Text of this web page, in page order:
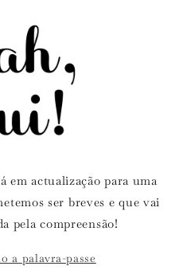
em actualização para uma
ser breves e que vai
pela compreensão!
a palavra-passe